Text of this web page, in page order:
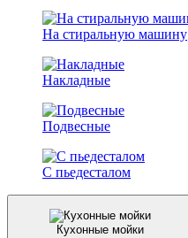
На стиральную машину
Накладные
Подвесные
С пьедесталом
Кухонные мойки